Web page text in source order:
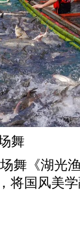
舞
舞《湖光
将国风美